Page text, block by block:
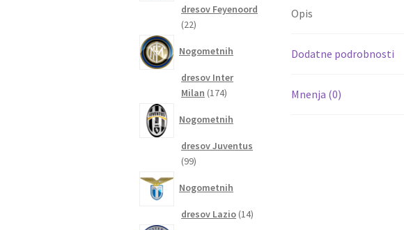
Opis
Dodatne podrobnosti
Mnenja (0)
dresov Feyenoord
2222
Nogometnih
dresov Inter
Milan 174174
Nogometnih
dresov Juventus
9999
Nogometnih
dresov Lazio 1414